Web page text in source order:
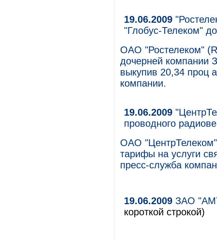
19.06.2009
"Глобус-Телеком"
ОАО "Ростелеком"
дочерней компании
выкупив 20,34 проц
компании.
19.06.2009
проводного
ОАО
тарифы на услуги
пресс-служба
19.06.2009 ЗАО
короткой строкой)